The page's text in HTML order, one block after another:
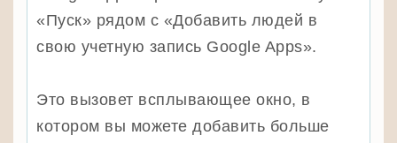
«Пуск» рядом с «Добавить людей в
свою учетную запись Google Apps».
Это вызовет всплывающее окно, в
котором вы можете добавить больше